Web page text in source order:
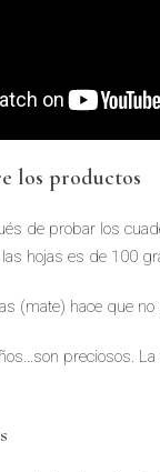
los productos
de probar los
hojas es de 100
(mate) hace que
preciosos.